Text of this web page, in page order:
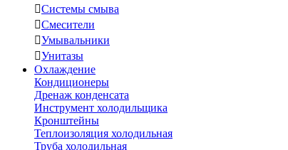
Системы смыва
Смесители
Умывальники
Унитазы
Охлаждение
Кондиционеры
Дренаж конденсата
Инструмент холодильщика
Кронштейны
Теплоизоляция холодильная
Труба холодильная